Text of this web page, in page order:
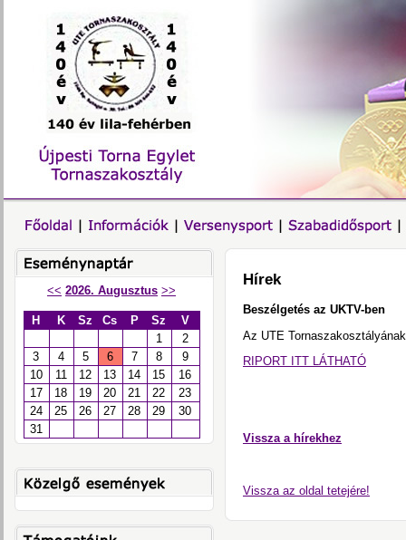
<< 2026. Augusztus >>
H K Sz Cs P Sz
V
1
2
3
4 5 6 7 8
9
10
11 12 13 14 15
16
17
18 19 20 21 22
23
24
25 26 27 28 29
30
31
Hírek
Beszélgetés az UKTV-ben
Az UTE
RIPORT ITT LÁTHATÓ
Vissza a hírekhez
Vissza az oldal tetejére!